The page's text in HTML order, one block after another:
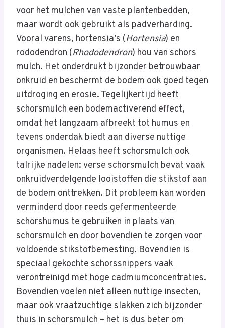
voor het mulchen van vaste plantenbedden,
maar wordt ook gebruikt als padverharding.
Vooral varens, hortensia’s (Hortensia) en
rododendron (Rhododendron) hou van schors
mulch. Het onderdrukt bijzonder betrouwbaar
onkruid en beschermt de bodem ook goed tegen
uitdroging en erosie. Tegelijkertijd heeft
schorsmulch een bodemactiverend effect,
omdat het langzaam afbreekt tot humus en
tevens onderdak biedt aan diverse nuttige
organismen. Helaas heeft schorsmulch ook
talrijke nadelen: verse schorsmulch bevat vaak
onkruidverdelgende looistoffen die stikstof aan
de bodem onttrekken. Dit probleem kan worden
verminderd door reeds gefermenteerde
schorshumus te gebruiken in plaats van
schorsmulch en door bovendien te zorgen voor
voldoende stikstofbemesting. Bovendien is
speciaal gekochte schorssnippers vaak
verontreinigd met hoge cadmiumconcentraties.
Bovendien voelen niet alleen nuttige insecten,
maar ook vraatzuchtige slakken zich bijzonder
thuis in schorsmulch – het is dus beter om